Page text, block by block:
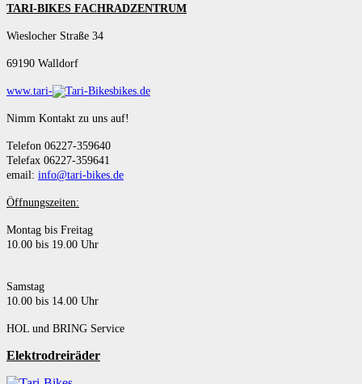
TARI-BIKES FACHRADZENTRUM
Wieslocher Straße 34
69190 Walldorf
www.tari- bikes.de
Nimm Kontakt zu uns auf!
Telefon 06227-359640
Telefax 06227-359641
email: info@tari-bikes.de
Öffnungszeiten:
Montag bis Freitag
10.00 bis 19.00 Uhr
Samstag
10.00 bis 14.00 Uhr
HOL und BRING Service
Elektrodreiräder